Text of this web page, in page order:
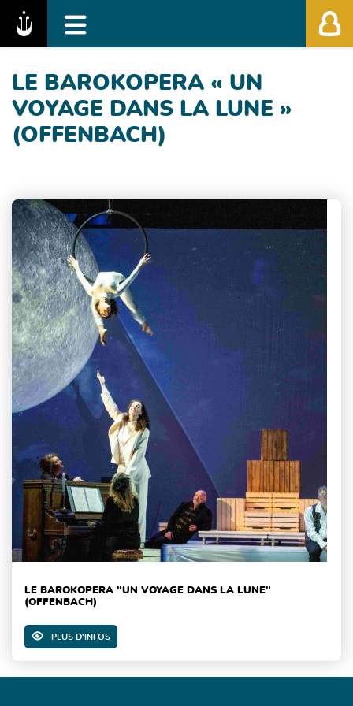
Fédération des Festivals de Musique
LE BAROKOPERA « UN
VOYAGE DANS LA LUNE »
(OFFENBACH)
LE BAROKOPERA "UN VOYAGE DANS LA LUNE"
(OFFENBACH)
PLUS D'INFOS